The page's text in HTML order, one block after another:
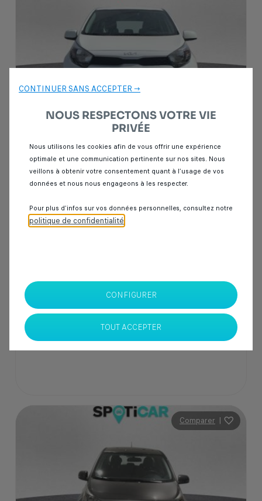
Garantie Spoticar12 mois
1.0 MOTION 69CH BVA 5P
80 000 km Essence 2023
137 000 Dhs
SPOTICAR Italcar BOUSKOURA
Comparer |
CONTINUER SANS ACCEPTER →
NOUS RESPECTONS VOTRE VIE
PRIVÉE
Nous utilisons les cookies afin de vous offrir une expérience
optimale et une communication pertinente sur nos sites. Nous
veillons à obtenir votre consentement quant à l’usage de vos
données et nous nous engageons à les respecter.
Pour plus d’infos sur vos données personnelles, consultez notre
politique de confidentialité
CONFIGURER
TOUT ACCEPTER